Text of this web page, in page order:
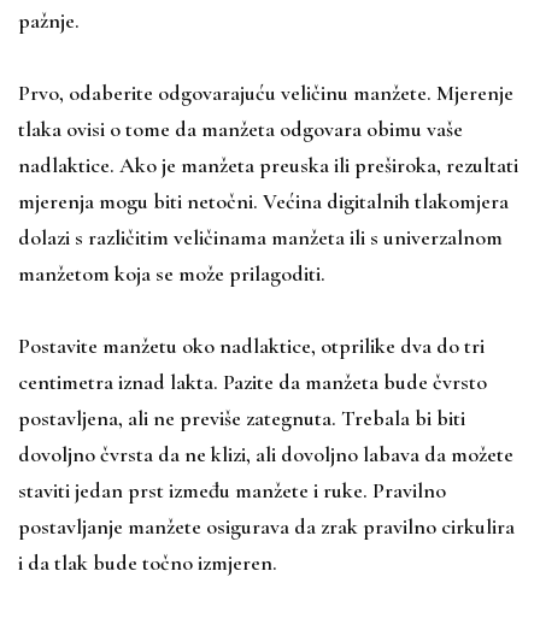
pažnje.
Prvo, odaberite odgovarajuću veličinu manžete. Mjerenje
tlaka ovisi o tome da manžeta odgovara obimu vaše
nadlaktice. Ako je manžeta preuska ili preširoka, rezultati
mjerenja mogu biti netočni. Većina digitalnih tlakomjera
dolazi s različitim veličinama manžeta ili s univerzalnom
manžetom koja se može prilagoditi.
Postavite manžetu oko nadlaktice, otprilike dva do tri
centimetra iznad lakta. Pazite da manžeta bude čvrsto
postavljena, ali ne previše zategnuta. Trebala bi biti
dovoljno čvrsta da ne klizi, ali dovoljno labava da možete
staviti jedan prst između manžete i ruke. Pravilno
postavljanje manžete osigurava da zrak pravilno cirkulira
i da tlak bude točno izmjeren.